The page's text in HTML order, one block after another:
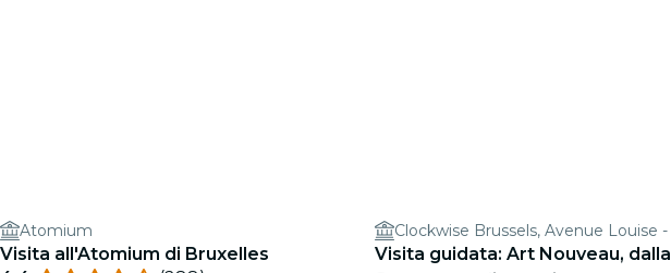
Atomium
Visita all'Atomium di Bruxelles
Visita guidata: Art Nouveau, dalla